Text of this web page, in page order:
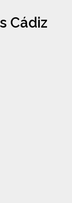
Cádiz